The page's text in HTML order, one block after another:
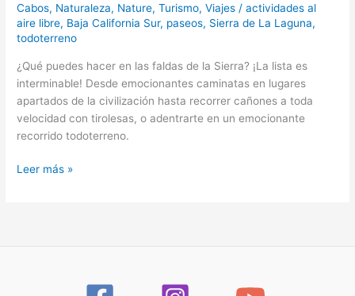
Cabos, Naturaleza, Nature,Turismo,Viajes /actividades al
aire libre, Baja California Sur, paseos, Sierra de La Laguna,
todoterreno
¿Qué puedes hacer en las faldas de la Sierra? ¡La lista es
interminable! Desde emocionantes caminatas en lugares
apartados de la civilización hasta recorrer cañones a toda
velocidad con tirolesas, o adentrarte en un emocionante
recorrido todoterreno.
Leer más »